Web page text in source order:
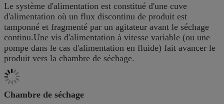
Le système d'alimentation est constitué d'une cuve
d'alimentation où un flux discontinu de produit est
tamponné et fragmenté par un agitateur avant le séchage
continu.Une vis d'alimentation à vitesse variable (ou une
pompe dans le cas d'alimentation en fluide) fait avancer le
produit vers la chambre de séchage.
Chambre de séchage